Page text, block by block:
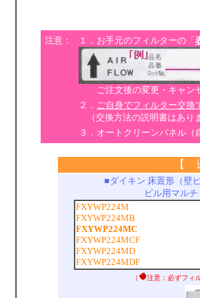
注意： １．お手元のフィルターの「
ご注文後の変更・キャン
２． ご自身でフィルター交換
（交換方法の説明書はあり
３．オートクリーンパネル
【
■ダイキン 床置形（壁
ビル用マル
FXYWP224M
FXYWP224MB
FXYWP224MC
FXYWP224MCF
FXYWP224MD
FXYWP224MDF
（ 注意：必ずフィ